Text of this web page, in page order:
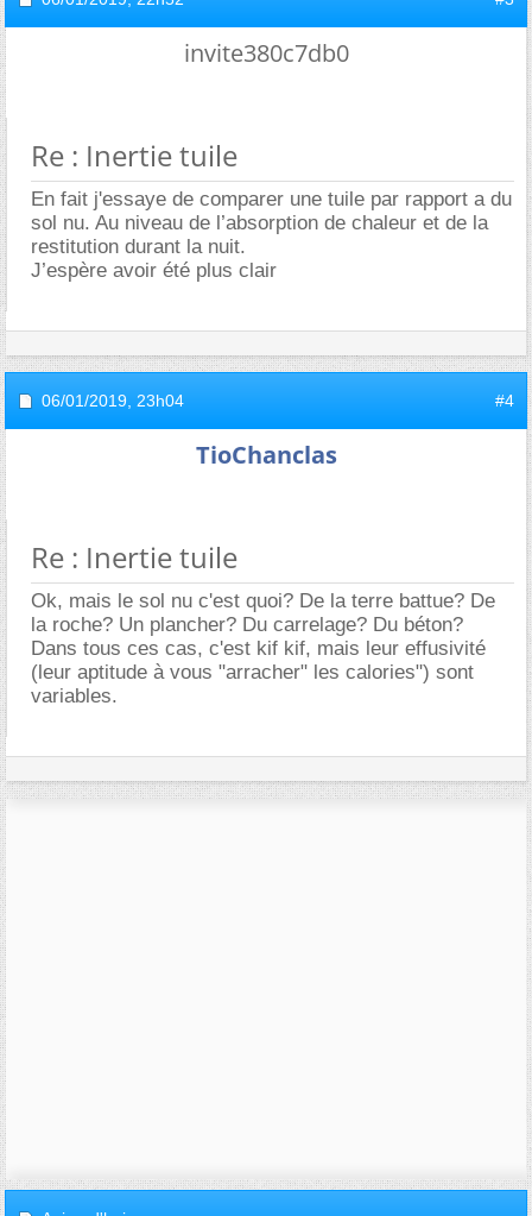
invite380c7db0
Re : Inertie tuile
En fait j'essaye de comparer une tuile par rapport a du
sol nu. Au niveau de l’absorption de chaleur et de la
restitution durant la nuit.
J’espère avoir été plus clair
06/01/2019, 23h04 #4
TioChanclas
Re : Inertie tuile
Ok, mais le sol nu c'est quoi? De la terre battue? De
la roche? Un plancher? Du carrelage? Du béton?
Dans tous ces cas, c'est kif kif, mais leur effusivité
(leur aptitude à vous "arracher" les calories") sont
variables.